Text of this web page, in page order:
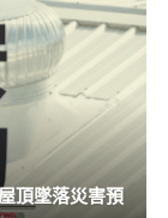
頂墜落災害預